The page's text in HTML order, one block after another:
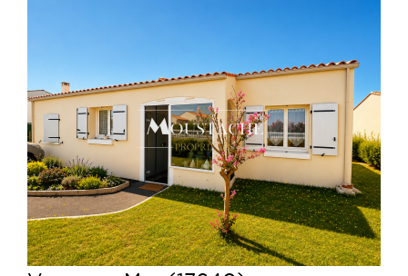
Voir le bien